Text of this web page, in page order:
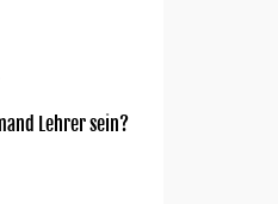
Lehrer sein?